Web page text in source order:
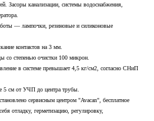
Засоры канализации, системы водоснабжения,
— лампочки, резиновые и силиконовые
контактов на 3 мм.
со степенью очистки 100 микрон.
в системе превышает 4,5 кг/см2, согласно СНиП
5 см от УЧП до центра трубы.
сервисным центром "Avacan", бесплатное
отладку, герметизацию, регулировку,